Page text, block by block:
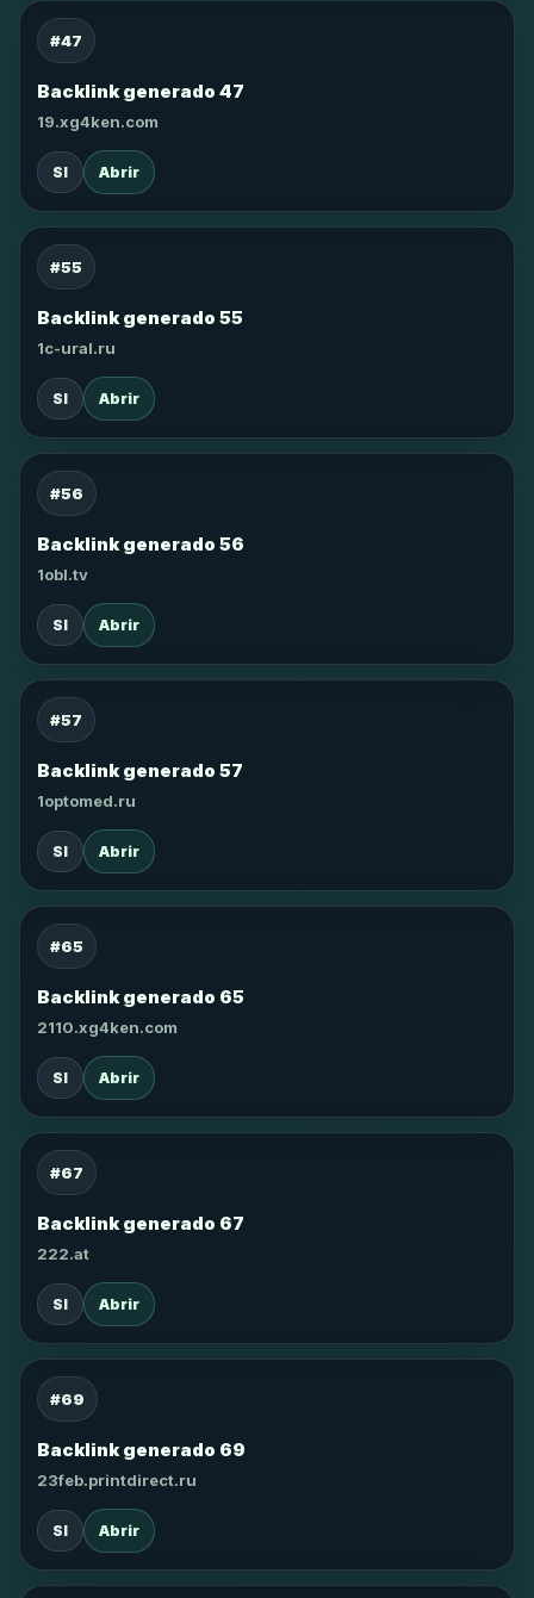
#47
Backlink generado 47
19.xg4ken.com
SI Abrir
#55
Backlink generado 55
1c-ural.ru
SI Abrir
#56
Backlink generado 56
1obl.tv
SI Abrir
#57
Backlink generado 57
1optomed.ru
SI Abrir
#65
Backlink generado 65
2110.xg4ken.com
SI Abrir
#67
Backlink generado 67
222.at
SI Abrir
#69
Backlink generado 69
23feb.printdirect.ru
SI Abrir